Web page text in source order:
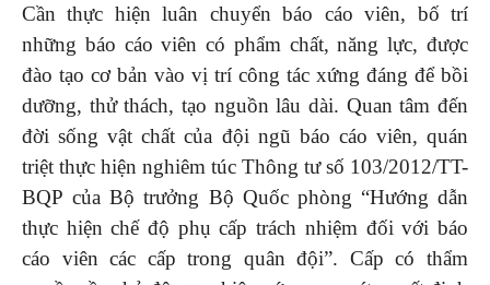
Cần thực hiện luân chuyển báo cáo viên, bố trí
những báo cáo viên có phẩm chất, năng lực, được
đào tạo cơ bản vào vị trí công tác xứng đáng để bồi
dưỡng, thử thách, tạo nguồn lâu dài. Quan tâm đến
đời sống vật chất của đội ngũ báo cáo viên, quán
triệt thực hiện nghiêm túc Thông tư số 103/2012/TT-
BQP của Bộ trưởng Bộ Quốc phòng “Hướng dẫn
thực hiện chế độ phụ cấp trách nhiệm đối với báo
cáo viên các cấp trong quân đội”. Cấp có thẩm